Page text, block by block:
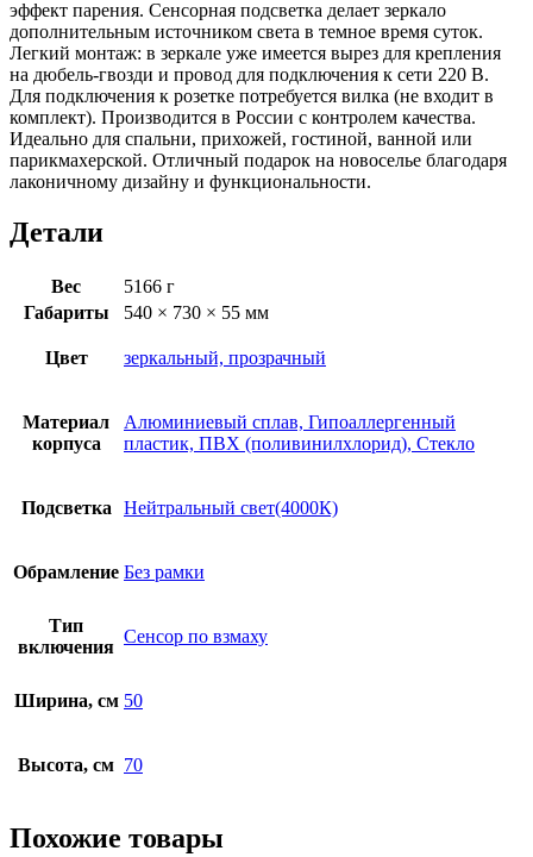
эффект парения. Сенсорная подсветка делает зеркало
дополнительным источником света в темное время суток.
Легкий монтаж: в зеркале уже имеется вырез для крепления
на дюбель-гвозди и провод для подключения к сети 220 В.
Для подключения к розетке потребуется вилка (не входит в
комплект). Производится в России с контролем качества.
Идеально для спальни, прихожей, гостиной, ванной или
парикмахерской. Отличный подарок на новоселье благодаря
лаконичному дизайну и функциональности.
Детали
Вес
5166 г
Габариты
540 × 730 × 55 мм
Цвет зеркальный, прозрачный
Материал
корпуса
Алюминиевый сплав, Гипоаллергенный
пластик, ПВХ (поливинилхлорид), Стекло
Подсветка Нейтральный свет(4000К)
Обрамление Без рамки
Тип
включения
Сенсор по взмаху
Ширина, см 50
Высота, см 70
Похожие товары